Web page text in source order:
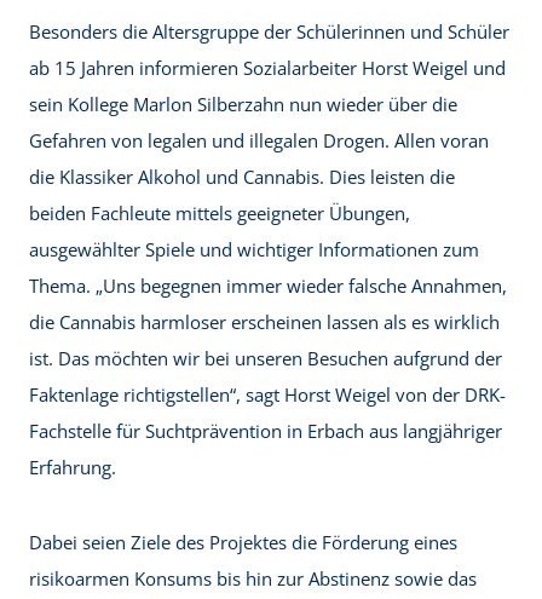
Besonders die Altersgruppe der Schülerinnen und Schüler
ab 15 Jahren informieren Sozialarbeiter Horst Weigel und
sein Kollege Marlon Silberzahn nun wieder über die
Gefahren von legalen und illegalen Drogen. Allen voran
die Klassiker Alkohol und Cannabis. Dies leisten die
beiden Fachleute mittels geeigneter Übungen,
ausgewählter Spiele und wichtiger Informationen zum
Thema. „Uns begegnen immer wieder falsche Annahmen,
die Cannabis harmloser erscheinen lassen als es wirklich
ist. Das möchten wir bei unseren Besuchen aufgrund der
Faktenlage richtigstellen“, sagt Horst Weigel von der DRK-
Fachstelle für Suchtprävention in Erbach aus langjähriger
Erfahrung.
Dabei seien Ziele des Projektes die Förderung eines
risikoarmen Konsums bis hin zur Abstinenz sowie das